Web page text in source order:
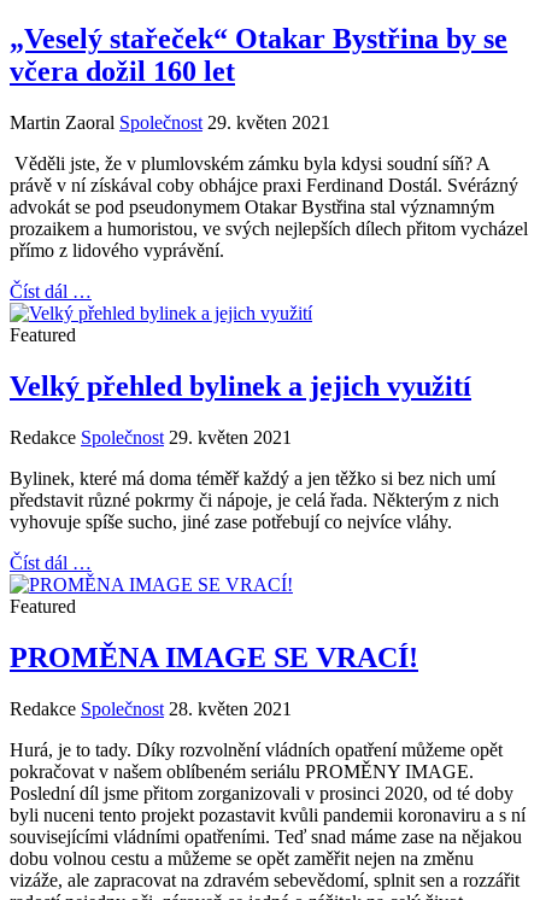
„Veselý stařeček“ Otakar Bystřina by se
včera dožil 160 let
Martin Zaoral Společnost 29. květen 2021
Věděli jste, že v plumlovském zámku byla kdysi soudní síň? A
právě v ní získával coby obhájce praxi Ferdinand Dostál. Svérázný
advokát se pod pseudonymem Otakar Bystřina stal významným
prozaikem a humoristou, ve svých nejlepších dílech přitom vycházel
přímo z lidového vyprávění.
Číst dál …
Featured
Velký přehled bylinek a jejich využití
Redakce Společnost 29. květen 2021
Bylinek, které má doma téměř každý a jen těžko si bez nich umí
představit různé pokrmy či nápoje, je celá řada. Některým z nich
vyhovuje spíše sucho, jiné zase potřebují co nejvíce vláhy.
Číst dál …
Featured
PROMĚNA IMAGE SE VRACÍ!
Redakce Společnost 28. květen 2021
Hurá, je to tady. Díky rozvolnění vládních opatření můžeme opět
pokračovat v našem oblíbeném seriálu PROMĚNY IMAGE.
Poslední díl jsme přitom zorganizovali v prosinci 2020, od té doby
byli nuceni tento projekt pozastavit kvůli pandemii koronaviru a s ní
souvisejícími vládními opatřeními. Teď snad máme zase na nějakou
dobu volnou cestu a můžeme se opět zaměřit nejen na změnu
vizáže, ale zapracovat na zdravém sebevědomí, splnit sen a rozzářit